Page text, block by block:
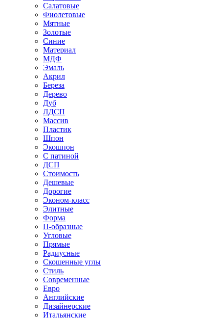
Салатовые
Фиолетовые
Мятные
Золотые
Синие
Материал
МДФ
Эмаль
Акрил
Береза
Дерево
Дуб
ЛДСП
Массив
Пластик
Шпон
Экошпон
С патиной
ДСП
Стоимость
Дешевые
Дорогие
Эконом-класс
Элитные
Форма
П-образные
Угловые
Прямые
Радиусные
Скошенные углы
Стиль
Современные
Евро
Английские
Дизайнерские
Итальянские